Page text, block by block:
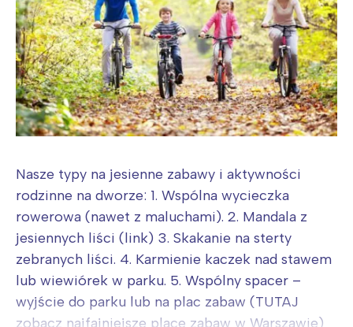
Nasze typy na jesienne zabawy i aktywności
rodzinne na dworze: 1. Wspólna wycieczka
rowerowa (nawet z maluchami). 2. Mandala z
jesiennych liści (link) 3. Skakanie na sterty
zebranych liści. 4. Karmienie kaczek nad stawem
lub wiewiórek w parku. 5. Wspólny spacer –
wyjście do parku lub na plac zabaw (TUTAJ
zobacz najfajniejsze place zabaw w Warszawie)